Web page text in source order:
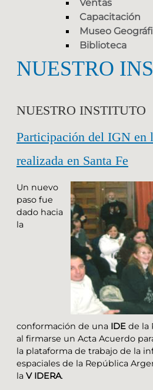
Ventas
Capacitación
Museo
Biblioteca
NUESTRO
NUESTRO INSTITUTO
Participación del IGN
realizada en Santa Fe
Un nuevo
paso fue
dado hacia
la
conformación de una IDE de la
al firmarse un Acta Acuerdo
la plataforma de trabajo de la
espaciales de la República
la V IDERA.